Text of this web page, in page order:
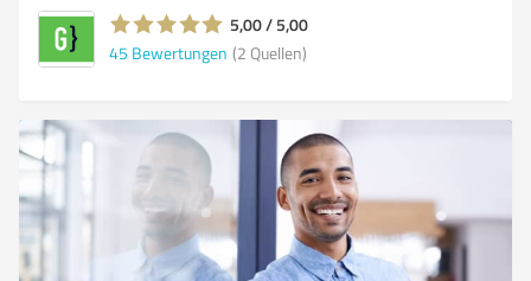
5,00 / 5,00
45 Bewertungen (2 Quellen)